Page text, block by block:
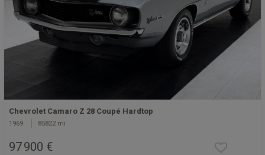
Chevrolet Camaro Z 28 Coupé Hardtop
1969 85822 mi
97 900 €